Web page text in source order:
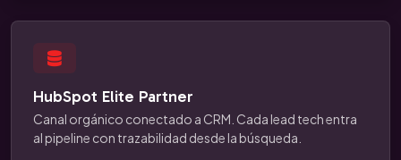
HubSpot Elite Partner
Canal orgánico conectado a CRM. Cada lead tech entra
al pipeline con trazabilidad desde la búsqueda.